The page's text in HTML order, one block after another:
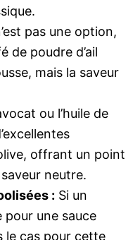
pas une option,
de poudre d’ail
mais la saveur
ou l’huile de
offrant un point
neutre.
: Si un
pour une sauce
le cas pour cette